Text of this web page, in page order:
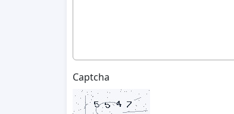
Captcha